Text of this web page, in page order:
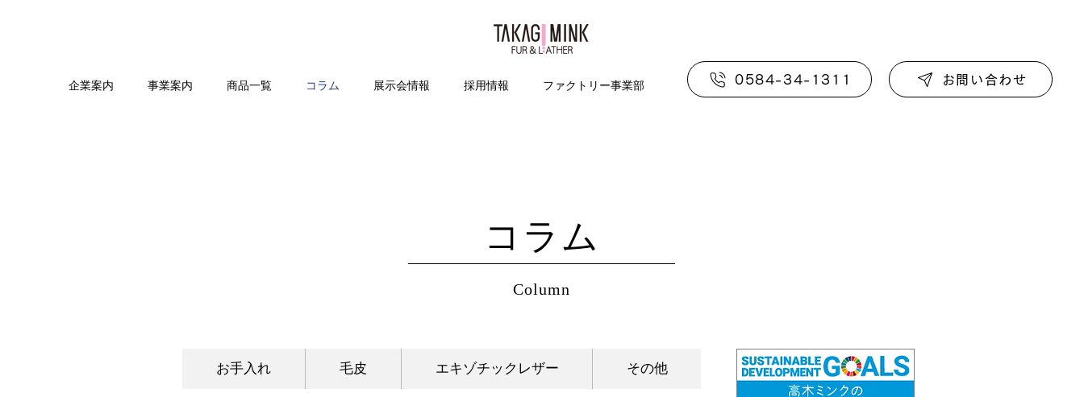
企業案内 事業案内 商品一覧 コラム 展示会情報 採用情報 ファクトリー事業部 0584-34-1311 お問い合わせ
コラム
Column
お手入れ 毛皮 エキゾチックレザー その他